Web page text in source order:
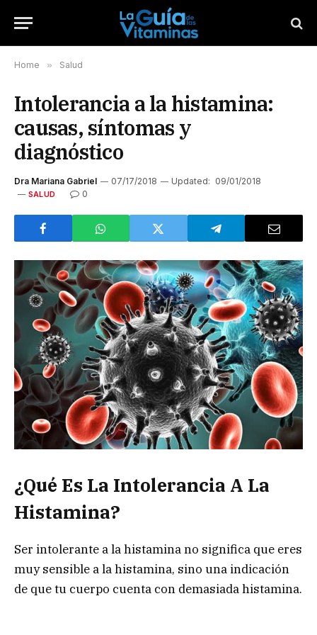
Home » Salud
Intolerancia a la histamina:
causas, síntomas y
diagnóstico
Dra Mariana Gabriel 07/17/2018 Updated: 09/01/2018
SALUD 0
¿Qué Es La Intolerancia A La
Histamina?
Ser intolerante a la histamina no significa que eres
muy sensible a la histamina, sino una indicación
de que tu cuerpo cuenta con demasiada histamina.